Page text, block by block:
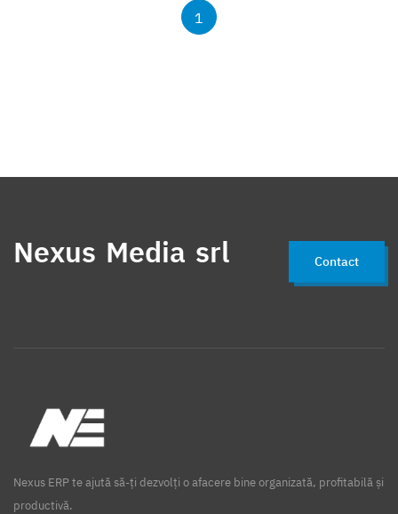
1
Nexus Media srl Contact
Nexus ERP te ajută să-ți dezvolți o afacere bine organizată, profitabilă și
productivă.